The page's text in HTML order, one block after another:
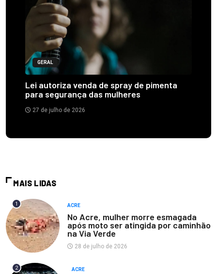
GERAL
Lei autoriza venda de spray de pimenta
para segurança das mulheres
27 de julho de 2026
MAIS LIDAS
1 ACRE
No Acre, mulher morre esmagada
após moto ser atingida por caminhão
na Via Verde
28 de julho de 2026
2 ACRE